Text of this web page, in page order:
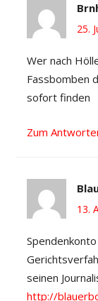
25.
Wer nach
Fassbomben
sofort finden
Zum
13.
seinen
http://